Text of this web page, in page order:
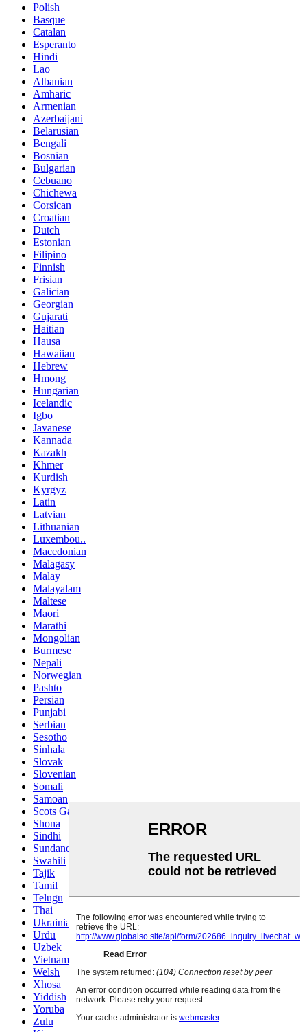
Polish
Basque
Catalan
Esperanto
Hindi
Lao
Albanian
Amharic
Armenian
Azerbaijani
Belarusian
Bengali
Bosnian
Bulgarian
Cebuano
Chichewa
Corsican
Croatian
Dutch
Estonian
Filipino
Finnish
Frisian
Galician
Georgian
Gujarati
Haitian
Hausa
Hawaiian
Hebrew
Hmong
Hungarian
Icelandic
Igbo
Javanese
Kannada
Kazakh
Khmer
Kurdish
Kyrgyz
Latin
Latvian
Lithuanian
Luxembou..
Macedonian
Malagasy
Malay
Malayalam
Maltese
Maori
Marathi
Mongolian
Burmese
Nepali
Norwegian
Pashto
Persian
Punjabi
Serbian
Sesotho
Sinhala
Slovak
Slovenian
Somali
Samoan
Scots Gaelic
Shona
Sindhi
Sundanese
Swahili
Tajik
Tamil
Telugu
Thai
Ukrainian
Urdu
Uzbek
Vietnamese
Welsh
Xhosa
Yiddish
Yoruba
Zulu